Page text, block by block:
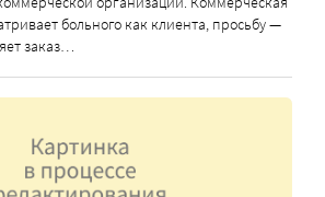
больного как клиента, просьбу —
заказ…